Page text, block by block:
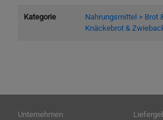
Kategorie
Nahrungsmittel > Brot
Knäckebrot &
Unternehmen